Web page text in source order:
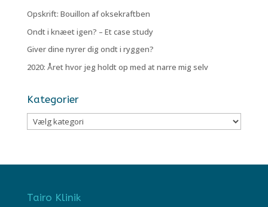
Opskrift: Bouillon af oksekraftben
Ondt i knæet igen? – Et case study
Giver dine nyrer dig ondt i ryggen?
2020: Året hvor jeg holdt op med at narre mig selv
Kategorier
Kategorier
Tairo Klinik